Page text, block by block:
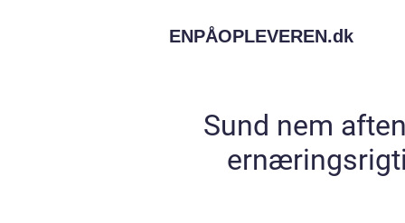
ENPÅOPLEVEREN.dk
Sund nem